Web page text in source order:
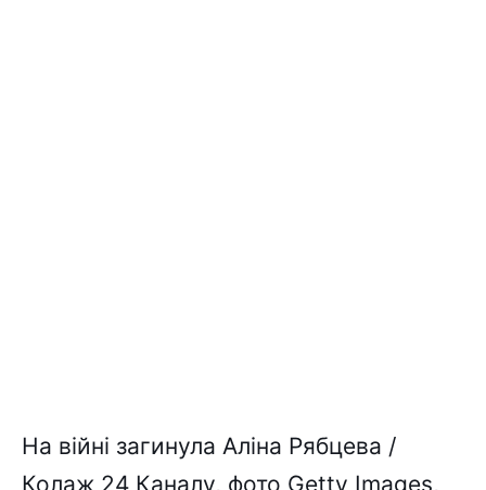
На війні загинула Аліна Рябцева /
Колаж 24 Каналу, фото Getty Images,